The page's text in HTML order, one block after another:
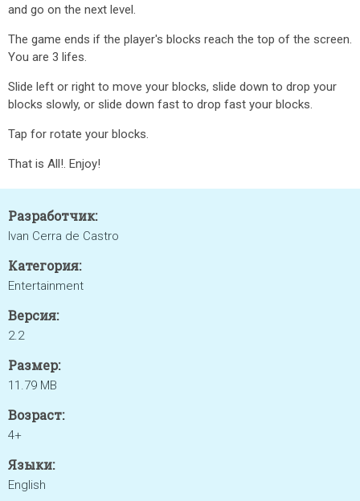
and go on the next level.
The game ends if the player's blocks reach the top of the screen.
You are 3 lifes.
Slide left or right to move your blocks, slide down to drop your
blocks slowly, or slide down fast to drop fast your blocks.
Tap for rotate your blocks.
That is All!. Enjoy!
Разработчик:
Ivan Cerra de Castro
Категория:
Entertainment
Версия:
2.2
Размер:
11.79 MB
Возраст:
4+
Языки:
English